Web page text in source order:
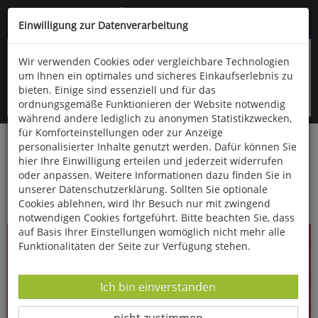
Kompletten Head der Seite überspringen
oder (06766) 9323-960
Startseite Bücher Quelle & Meyer Verlag
Fauna
Jagd
Wildtiermanagement
Einwilligung zur Datenverarbeitung
Wir verwenden Cookies oder vergleichbare Technologien
um Ihnen ein optimales und sicheres Einkaufserlebnis zu
bieten. Einige sind essenziell und für das
ordnungsgemäße Funktionieren der Website notwendig
während andere lediglich zu anonymen Statistikzwecken,
für Komforteinstellungen oder zur Anzeige
personalisierter Inhalte genutzt werden. Dafür können Sie
hier Ihre Einwilligung erteilen und jederzeit widerrufen
oder anpassen. Weitere Informationen dazu finden Sie in
unserer Datenschutzerklärung. Sollten Sie optionale
Cookies ablehnen, wird Ihr Besuch nur mit zwingend
notwendigen Cookies fortgeführt. Bitte beachten Sie, dass
auf Basis Ihrer Einstellungen womöglich nicht mehr alle
Funktionalitäten der Seite zur Verfügung stehen.
Datenverarbeitung -
Ich bin einverstanden